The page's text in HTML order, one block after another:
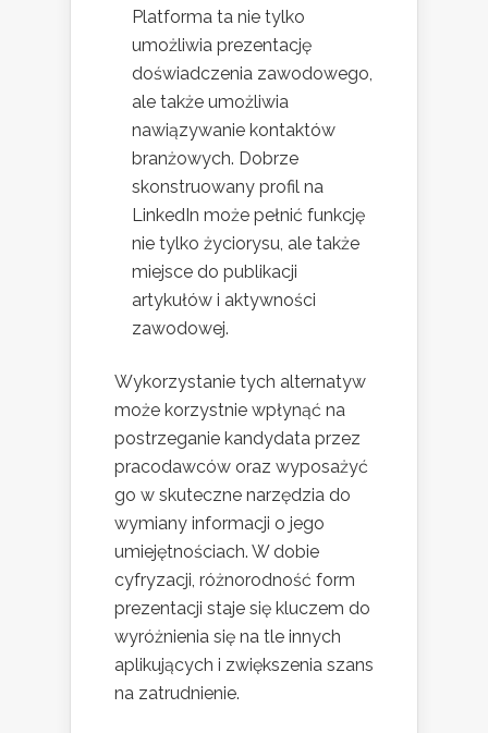
Platforma ta nie tylko
umożliwia prezentację
doświadczenia zawodowego,
ale także umożliwia
nawiązywanie kontaktów
branżowych. Dobrze
skonstruowany profil na
LinkedIn może pełnić funkcję
nie tylko życiorysu, ale także
miejsce do publikacji
artykułów i aktywności
zawodowej.
Wykorzystanie tych alternatyw
może korzystnie wpłynąć na
postrzeganie kandydata przez
pracodawców oraz wyposażyć
go w skuteczne narzędzia do
wymiany informacji o jego
umiejętnościach. W dobie
cyfryzacji, różnorodność form
prezentacji staje się kluczem do
wyróżnienia się na tle innych
aplikujących i zwiększenia szans
na zatrudnienie.